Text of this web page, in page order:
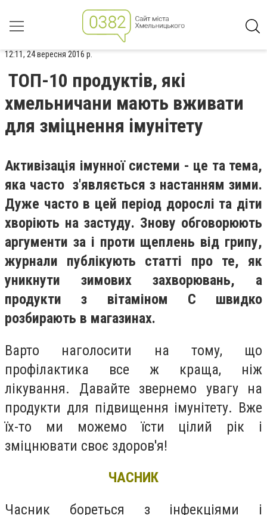
12:11, 24 вересня 2016 р.
ТОП-10 продуктів, які
хмельничани мають вживати
для зміцнення імунітету
Активізація імунної системи - це та тема,
яка часто з'являється з настанням зими.
Дуже часто в цей період дорослі та діти
хворіють на застуду. Знову обговорюють
аргументи за і проти щеплень від грипу,
журнали публікують статті про те, як
уникнути зимових захворювань, а
продукти з вітаміном С швидко
розбирають в магазинах.
Варто наголосити на тому, що
профілактика все ж краща, ніж
лікування. Давайте звернемо увагу на
продукти для підвищення імунітету. Вже
їх-то ми можемо їсти цілий рік і
зміцнювати своє здоров'я!
ЧАСНИК
Часник бореться з інфекціями і